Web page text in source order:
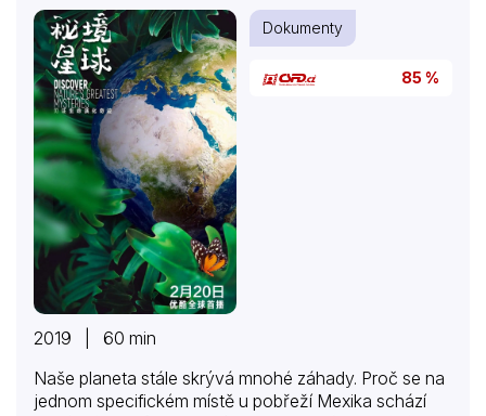
Dokumenty
85 %
2019 | 60 min
Naše planeta stále skrývá mnohé záhady. Proč se na
jednom specifickém místě u pobřeží Mexika schází